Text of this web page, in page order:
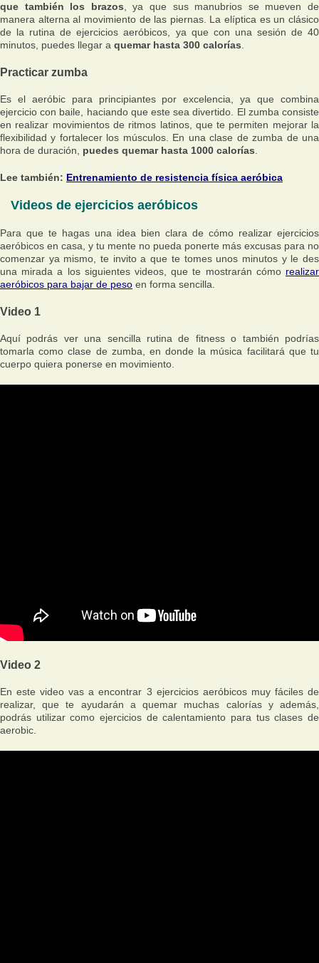
que también los brazos , ya que sus manubrios se mueven de
manera alterna al movimiento de las piernas. La elíptica es un clásico
de la rutina de ejercicios aeróbicos, ya que con una sesión de 40
minutos, puedes llegar a quemar hasta 300 calorías
Practicar zumba
Es el aeróbic para principiantes por excelencia, ya que combina
ejercicio con baile, haciando que este sea divertido. El zumba consiste
en realizar movimientos de ritmos latinos, que te permiten mejorar la
flexibilidad y fortalecer los músculos. En una clase de zumba de una
hora de duración, puedes quemar hasta 1000 calorías
Lee también: Entrenamiento de resistencia física aeróbica
Videos de ejercicios aeróbicos
Para que te hagas una idea bien clara de cómo realizar ejercicios
aeróbicos en casa, y tu mente no pueda ponerte más excusas para no
comenzar ya mismo, te invito a que te tomes unos minutos y le des
una mirada a los siguientes videos, que te mostrarán cómo realizar
aeróbicos para bajar de peso en forma sencilla.
Video 1
Aquí podrás ver una sencilla rutina de fitness o también podrías
tomarla como clase de zumba, en donde la música facilitará que tu
cuerpo quiera ponerse en movimiento.
Video 2
En este video vas a encontrar 3 ejercicios aeróbicos muy fáciles de
realizar, que te ayudarán a quemar muchas calorías y además,
podrás utilizar como ejercicios de calentamiento para tus clases de
aerobic.